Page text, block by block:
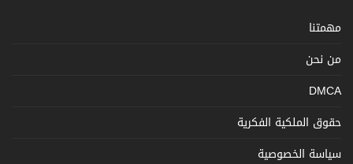
مهمتنا
من نحن
DMCA
حقوق الملكية الفكرية
سياسة الخصوصية